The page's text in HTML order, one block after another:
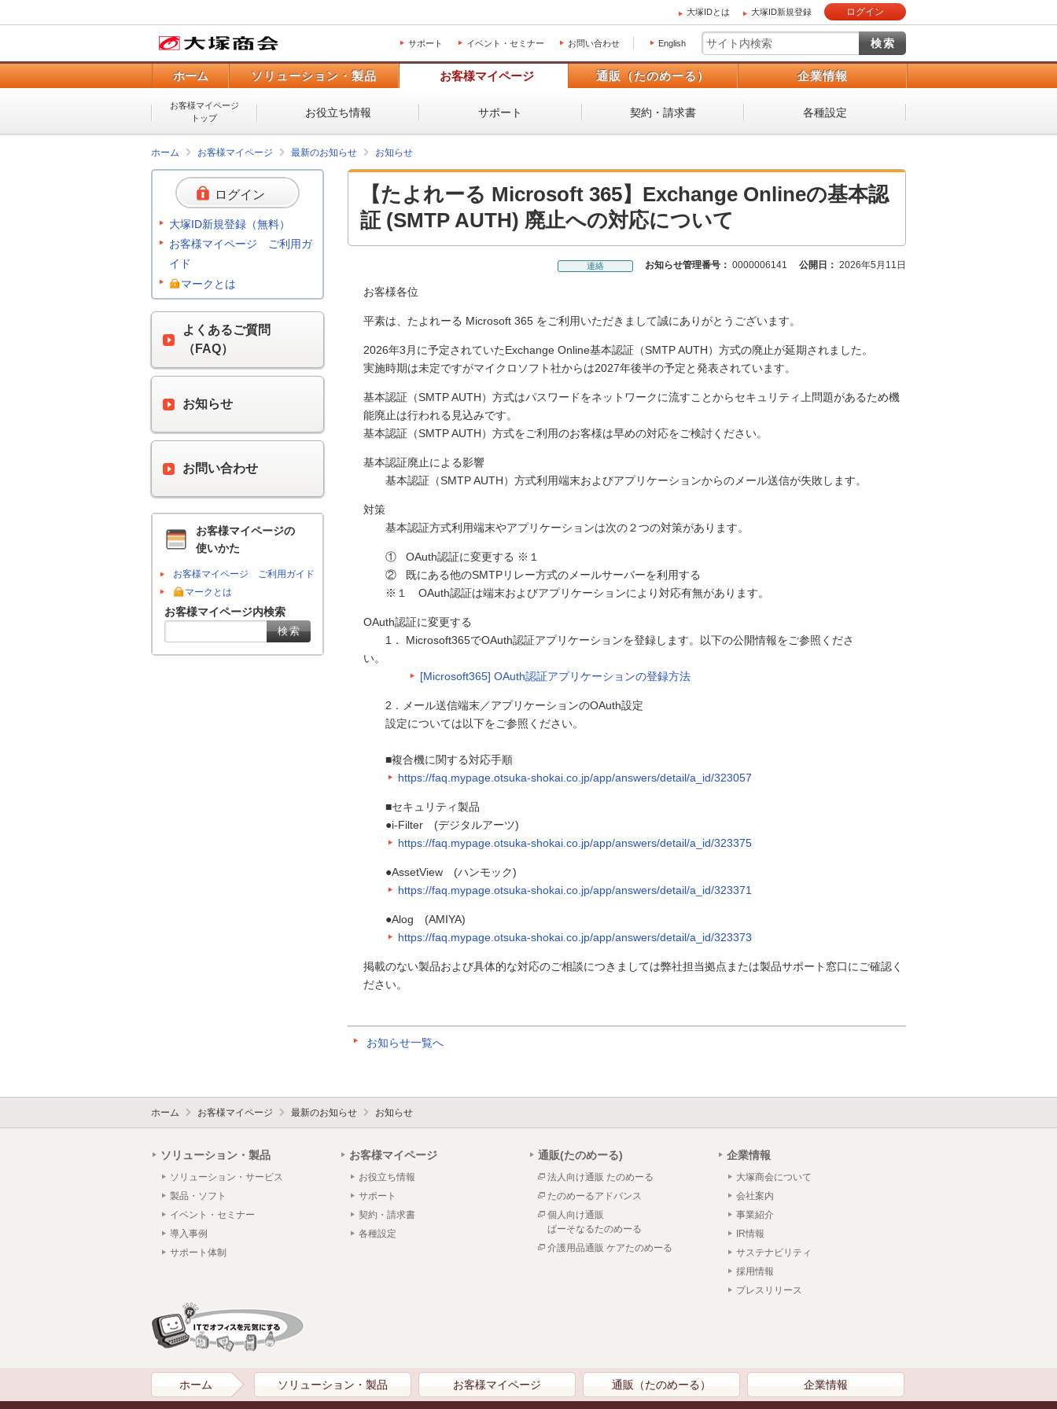
大塚IDとは 大塚ID新規登録 ログイン
サポート イベント・セミナー お問い合わせ English
ホーム ソリューション・製品 お客様マイページ 通販（たのめーる） 企業情報
お客様マイページ
トップ
お役立ち情報 サポート 契約・請求書 各種設定
ホーム お客様マイページ 最新のお知らせ お知らせ
【たよれーる Microsoft 365】Exchange Onlineの基本認
証 (SMTP AUTH) 廃止への対応について
連絡 お知らせ管理番号： 0000006141 公開日： 2026年5月11日
お客様各位
平素は、たよれーる Microsoft 365 をご利用いただきまして誠にありがとうございます。
2026年3月に予定されていたExchange Online基本認証（SMTP AUTH）方式の廃止が延期されました。
実施時期は未定ですがマイクロソフト社からは2027年後半の予定と発表されています。
基本認証（SMTP AUTH）方式はパスワードをネットワークに流すことからセキュリティ上問題があるため機
能廃止は行われる見込みです。
基本認証（SMTP AUTH）方式をご利用のお客様は早めの対応をご検討ください。
基本認証廃止による影響
基本認証（SMTP AUTH）方式利用端末およびアプリケーションからのメール送信が失敗します。
対策
基本認証方式利用端末やアプリケーションは次の２つの対策があります。
① OAuth認証に変更する ※１
② 既にある他のSMTPリレー方式のメールサーバーを利用する
※１ OAuth認証は端末およびアプリケーションにより対応有無があります。
OAuth認証に変更する
1． Microsoft365でOAuth認証アプリケーションを登録します。以下の公開情報をご参照くださ
い。
[Microsoft365] OAuth認証アプリケーションの登録方法
2．メール送信端末／アプリケーションのOAuth設定
設定については以下をご参照ください。
■複合機に関する対応手順
https://faq.mypage.otsuka-shokai.co.jp/app/answers/detail/a_id/323057
■セキュリティ製品
●i-Filter (デジタルアーツ)
https://faq.mypage.otsuka-shokai.co.jp/app/answers/detail/a_id/323375
●AssetView (ハンモック)
https://faq.mypage.otsuka-shokai.co.jp/app/answers/detail/a_id/323371
●Alog (AMIYA)
https://faq.mypage.otsuka-shokai.co.jp/app/answers/detail/a_id/323373
掲載のない製品および具体的な対応のご相談につきましては弊社担当拠点または製品サポート窓口にご確認く
ださい。
お知らせ一覧へ
ログイン
大塚ID新規登録（無料）
お客様マイページ ご利用ガ
イド
マークとは
よくあるご質問
（FAQ）
お知らせ
お問い合わせ
お客様マイページの
使いかた
お客様マイページ ご利用ガイド
マークとは
お客様マイページ内検索
ホーム お客様マイページ 最新のお知らせ お知らせ
ソリューション・製品
ソリューション・サービス
製品・ソフト
イベント・セミナー
導入事例
サポート体制
お客様マイページ
お役立ち情報
サポート
契約・請求書
各種設定
通販(たのめーる)
法人向け通販 たのめーる
たのめーるアドバンス
個人向け通販
ぱーそなるたのめーる
介護用品通販 ケアたのめーる
企業情報
大塚商会について
会社案内
事業紹介
IR情報
サステナビリティ
採用情報
プレスリリース
ホーム ソリューション・製品 お客様マイページ 通販（たのめーる） 企業情報